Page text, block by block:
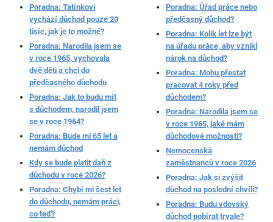
Poradna: Tatínkovi
vychází důchod pouze 20
tisíc, jak je to možné?
Poradna: Narodila jsem se
v roce 1965, vychovala
dvě děti a chci do
předčasného důchodu
Poradna: Jak to budu mít
s důchodem, narodil jsem
se v roce 1964?
Poradna: Bude mi 65 let a
nemám důchod
Kdy se bude platit daň z
důchodu v roce 2026?
Poradna: Chybí mi šest let
do důchodu, nemám práci,
co teď?
Poradna: Úřad práce nebo
předčasný důchod?
Poradna: Kolik let lze být
na úřadu práce, aby vznikl
nárok na důchod?
Poradna: Mohu přestat
pracovat 4 roky před
důchodem?
Poradna: Narodila jsem se
v roce 1965, jaké mám
důchodové možnosti?
Nemocenská
zaměstnanců v roce 2026
Poradna: Jak si zvýšit
důchod na poslední chvíli?
Poradna: Budu vdovský
důchod pobírat trvale?